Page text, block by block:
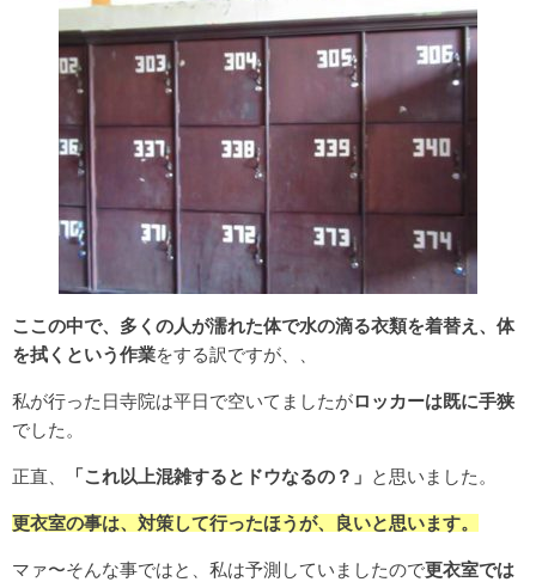
ここの中で、多くの人が濡れた体で水の滴る衣類を着替え、体
を拭くという作業をする訳ですが、、
私が行った日寺院は平日で空いてましたがロッカーは既に手狭
でした。
正直、 「これ以上混雑するとドウなるの？」 と思いました。
更衣室の事は、対策して行ったほうが、良いと思います。
マァ〜そんな事ではと、私は予測していましたので更衣室では